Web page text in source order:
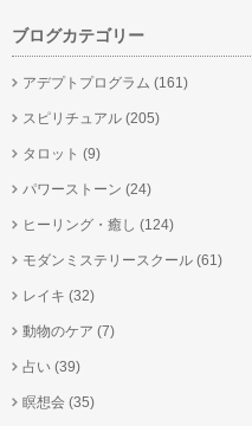
ブログカテゴリー
アデプトプログラム (161)
スピリチュアル (205)
タロット (9)
パワーストーン (24)
ヒーリング・癒し (124)
モダンミステリースクール (61)
レイキ (32)
動物のケア (7)
占い (39)
瞑想会 (35)